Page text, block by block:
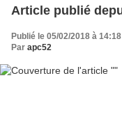
Publié le 05/02/2018 à 14:18
Par apc52